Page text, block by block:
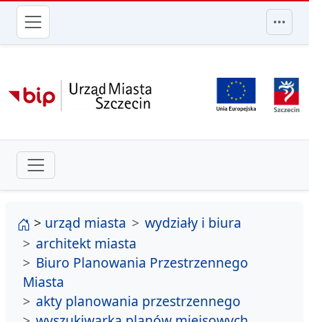
przejdź do głównego menu
strona główna
> urząd miasta
wydziały i biura
architekt miasta
Biuro Planowania Przestrzennego
Miasta
akty planowania przestrzennego